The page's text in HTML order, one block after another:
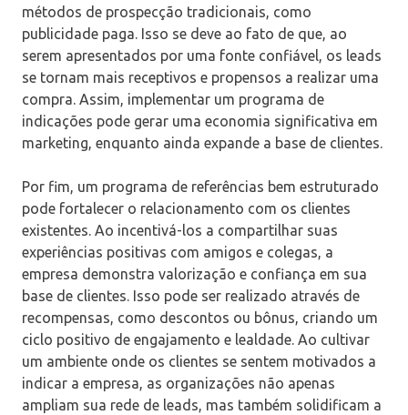
métodos de prospecção tradicionais, como
publicidade paga. Isso se deve ao fato de que, ao
serem apresentados por uma fonte confiável, os leads
se tornam mais receptivos e propensos a realizar uma
compra. Assim, implementar um programa de
indicações pode gerar uma economia significativa em
marketing, enquanto ainda expande a base de clientes.
Por fim, um programa de referências bem estruturado
pode fortalecer o relacionamento com os clientes
existentes. Ao incentivá-los a compartilhar suas
experiências positivas com amigos e colegas, a
empresa demonstra valorização e confiança em sua
base de clientes. Isso pode ser realizado através de
recompensas, como descontos ou bônus, criando um
ciclo positivo de engajamento e lealdade. Ao cultivar
um ambiente onde os clientes se sentem motivados a
indicar a empresa, as organizações não apenas
ampliam sua rede de leads, mas também solidificam a